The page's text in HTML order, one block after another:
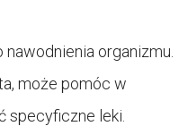
organizmu.
może pomóc w
specyficzne leki.